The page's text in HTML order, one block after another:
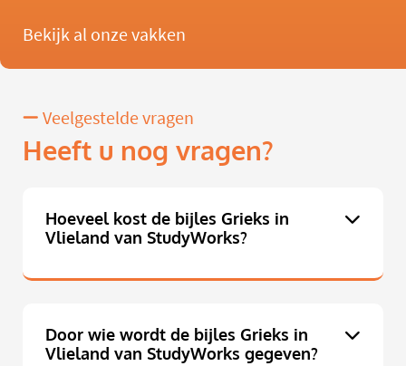
Bekijk al onze vakken
Veelgestelde vragen
Heeft u nog vragen?
Hoeveel kost de bijles Grieks in
Vlieland van StudyWorks?
Door wie wordt de bijles Grieks in
Vlieland van StudyWorks gegeven?